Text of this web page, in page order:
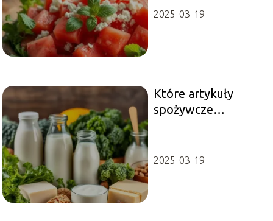
2025-03-19
Które artykuły
spożywcze
2025-03-19